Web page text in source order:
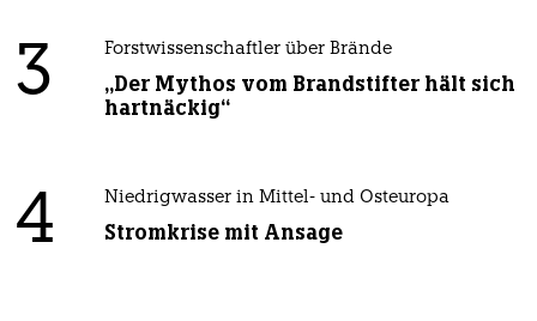
3 Forstwissenschaftler über Brände
„Der Mythos vom Brandstifter hält sich
hartnäckig“
4 Niedrigwasser in Mittel- und Osteuropa
Stromkrise mit Ansage